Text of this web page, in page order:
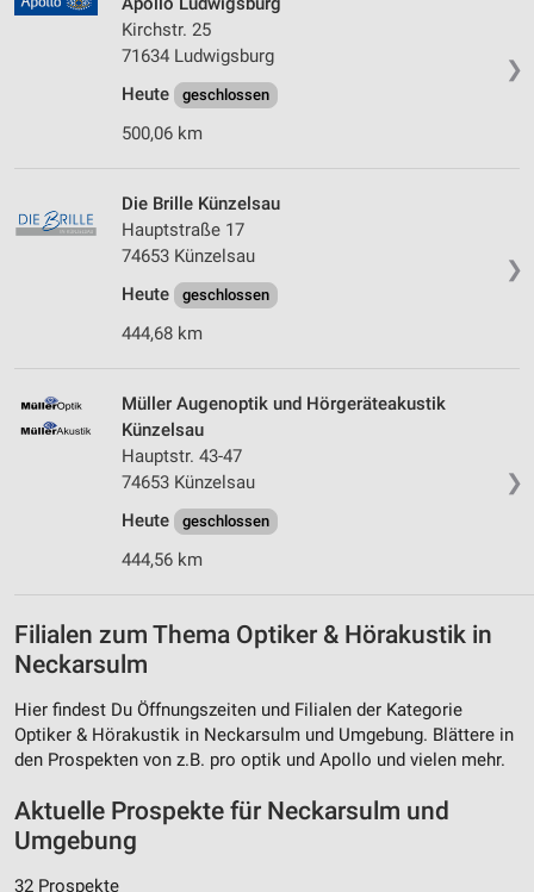
❯
Kirchstr. 25
71634 Ludwigsburg
Heute
geschlossen
500,06 km
❯
Die Brille Künzelsau
Hauptstraße 17
74653 Künzelsau
Heute
geschlossen
444,68 km
❯
Müller Augenoptik und Hörgeräteakustik
Künzelsau
Hauptstr. 43-47
74653 Künzelsau
Heute
geschlossen
444,56 km
Filialen zum Thema Optiker & Hörakustik in
Neckarsulm
Hier findest Du Öffnungszeiten und Filialen der Kategorie
Optiker & Hörakustik in Neckarsulm und Umgebung. Blättere in
den Prospekten von z.B. pro optik und Apollo und vielen mehr.
Aktuelle Prospekte für Neckarsulm und
Umgebung
32 Prospekte